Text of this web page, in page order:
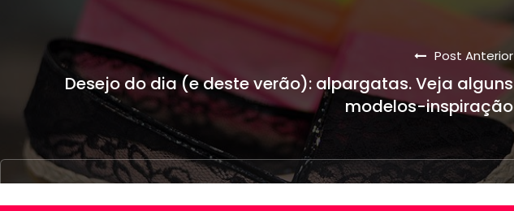
Post Anterior
Desejo do dia (e deste verão): alpargatas. Veja alguns
modelos-inspiração